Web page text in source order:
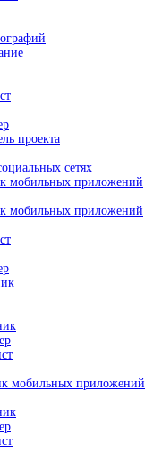
проекта
сетях
мобильных приложений
мобильных приложений
мобильных приложений